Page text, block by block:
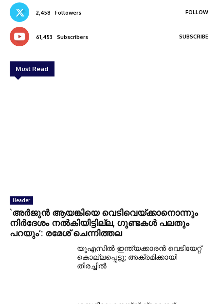
2,458 Followers FOLLOW
61,453 Subscribers SUBSCRIBE
Must Read
Header
`അര്‍ജുന്‍ ആയങ്കിയെ വെടിവെയ്ക്കാനൊന്നും
നിര്‍ദേശം നല്‍കിയിട്ടില്ല, ഗുണ്ടകള്‍ പലതും
പറയും’: രമേശ് ചെന്നിത്തല
യുഎസില്‍ ഇന്ത്യക്കാരന്‍ വെടിയേറ്റ്
കൊല്ലപ്പെട്ടു; അക്രമിക്കായി
തിരച്ചില്‍